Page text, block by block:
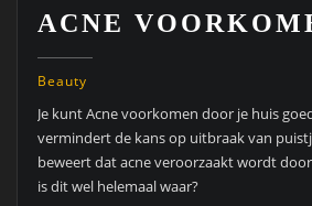
ACNE
Beauty
Je kunt Acne voorkomen door je huis
vermindert de kans op uitbraak van
beweert dat acne veroorzaakt wordt
is dit wel helemaal waar?